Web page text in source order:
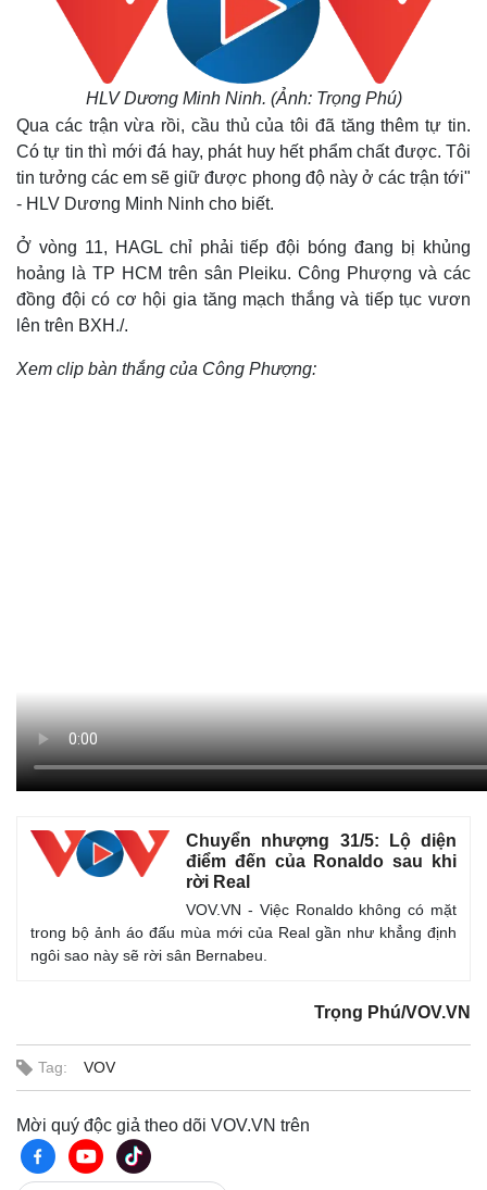
Thế giới
Quan sát
Cuộc sống đó đây
Multimedia
Video
Infographic
HLV Dương Minh Ninh. (Ảnh: Trọng Phú)
Qua các trận vừa rồi, cầu thủ của tôi đã tăng thêm tự tin.
Có tự tin thì mới đá hay, phát huy hết phẩm chất được. Tôi
tin tưởng các em sẽ giữ được phong độ này ở các trận tới"
- HLV Dương Minh Ninh cho biết.
Ở vòng 11, HAGL chỉ phải tiếp đội bóng đang bị khủng
hoảng là TP HCM trên sân Pleiku. Công Phượng và các
đồng đội có cơ hội gia tăng mạch thắng và tiếp tục vươn
lên trên BXH./.
Xem clip bàn thắng của Công Phượng:
Chuyển nhượng 31/5: Lộ diện
điểm đến của Ronaldo sau khi
rời Real
VOV.VN - Việc Ronaldo không có mặt
trong bộ ảnh áo đấu mùa mới của Real gần như khẳng định
ngôi sao này sẽ rời sân Bernabeu.
Trọng Phú/VOV.VN
Tag: VOV
Mời quý độc giả theo dõi VOV.VN trên